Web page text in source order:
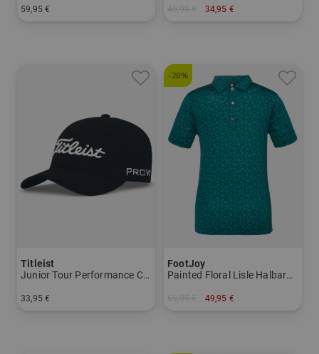
59,95 € 34,95 €
Titleist
Junior Tour Performance Cap
33,95 €
-28%
FootJoy
Painted Floral Lisle Halbarm Polo
49,95 €